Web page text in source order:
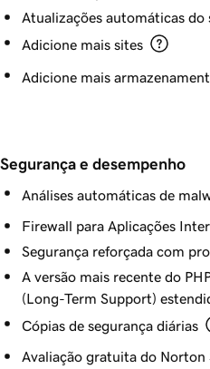
Atualizações automáticas do
Adicione mais sites
Adicione mais
Segurança e desempenho
Análises automáticas de
Firewall para Aplicações
Segurança reforçada com
A versão mais recente do
(Long-Term Support)
Cópias de segurança diárias
Avaliação gratuita do Norton